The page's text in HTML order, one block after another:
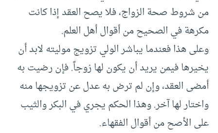
من شروط صحة الزواج، فلا يصح العقد إذا كانت
مكرهة في الصحيح من أقوال أهل العلم.
وعلى هذا فعندما يباشر الولي تزويج موليته لابد أن
يخيرها فيمن يريد أن يكون لها زوجاً. فإن رضيت به
أمضى العقد، وإن لم ترض به عدل عن تزويجها منه
واختار لها آخر. وهذا الحكم يجري في البكر والثيب
على الأصح من أقوال الفقهاء.